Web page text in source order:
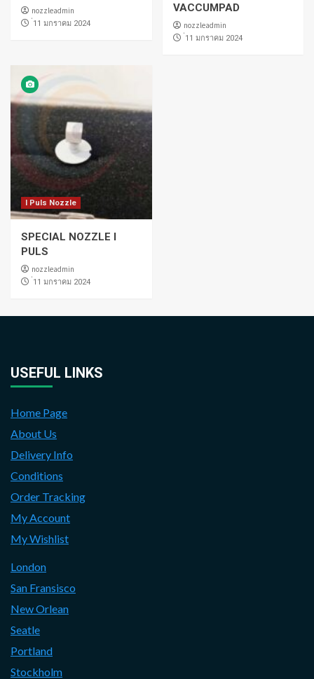
nozzleadmin
่11 มกราคม 2024
VACCUMPAD
nozzleadmin
่11 มกราคม 2024
I Puls Nozzle
SPECIAL NOZZLE I
PULS
nozzleadmin
่11 มกราคม 2024
USEFUL LINKS
Home Page
About Us
Delivery Info
Conditions
Order Tracking
My Account
My Wishlist
London
San Fransisco
New Orlean
Seatle
Portland
Stockholm